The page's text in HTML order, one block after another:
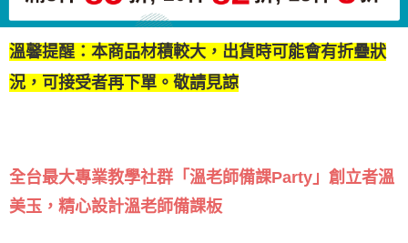
溫馨提醒：本商品材積較大，出貨時可能會有折疊狀
況，可接受者再下單。敬請見諒
全台最大專業教學社群「溫老師備課Party」創立者溫
美玉，精心設計溫老師備課板